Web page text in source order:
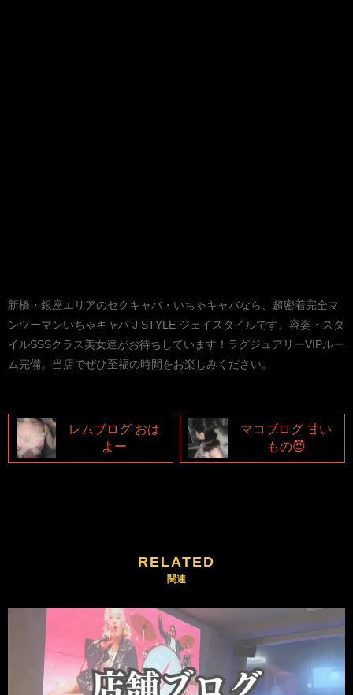
新橋・銀座エリアのセクキャバ・いちゃキャバなら、超密着完全マ
ンツーマンいちゃキャバ J STYLE ジェイスタイルです。容姿・スタ
イルSSSクラス美女達がお待ちしています！ラグジュアリーVIPルー
ム完備。当店でぜひ至福の時間をお楽しみください。
レムブログ おは
よー
マコブログ 甘い
もの😈
RELATED